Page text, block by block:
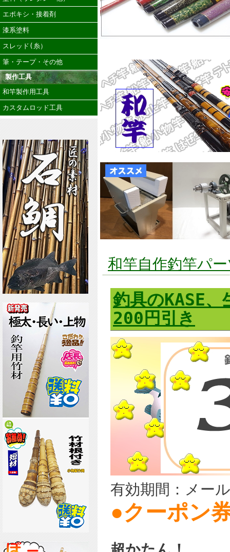
エポキシ・接着剤
漆系塗料
スレッド(糸）
筆・テープ・その他
製作工具
和竿製作用工具
カスタムロッド工具
和竿自作釣竿パー
釣具のKASE
200円引き
有効期間：メー
●クーポン